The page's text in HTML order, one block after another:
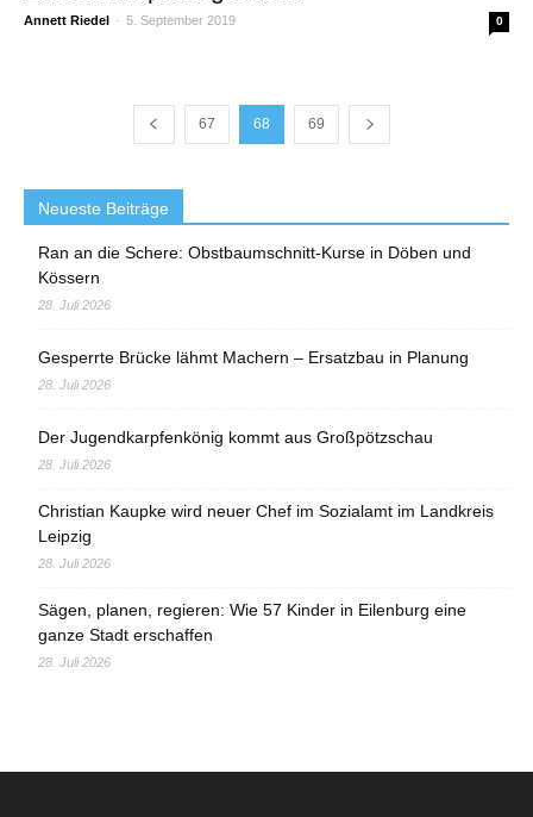
Annett Riedel - 5. September 2019 0
67 68 69
Neueste Beiträge
Ran an die Schere: Obstbaumschnitt-Kurse in Döben und
Kössern
28. Juli 2026
Gesperrte Brücke lähmt Machern – Ersatzbau in Planung
28. Juli 2026
Der Jugendkarpfenkönig kommt aus Großpötzschau
28. Juli 2026
Christian Kaupke wird neuer Chef im Sozialamt im Landkreis
Leipzig
28. Juli 2026
Sägen, planen, regieren: Wie 57 Kinder in Eilenburg eine
ganze Stadt erschaffen
28. Juli 2026